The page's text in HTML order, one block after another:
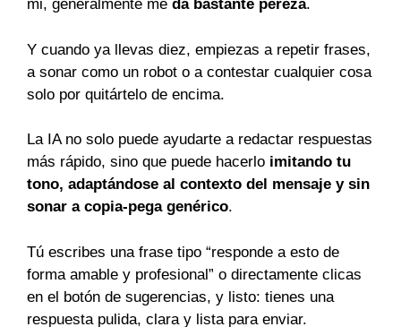
mi, generalmente me da bastante pereza.
Y cuando ya llevas diez, empiezas a repetir frases,
a sonar como un robot o a contestar cualquier cosa
solo por quitártelo de encima.
La IA no solo puede ayudarte a redactar respuestas
más rápido, sino que puede hacerlo imitando tu
tono, adaptándose al contexto del mensaje y sin
sonar a copia-pega genérico.
Tú escribes una frase tipo “responde a esto de
forma amable y profesional” o directamente clicas
en el botón de sugerencias, y listo: tienes una
respuesta pulida, clara y lista para enviar.